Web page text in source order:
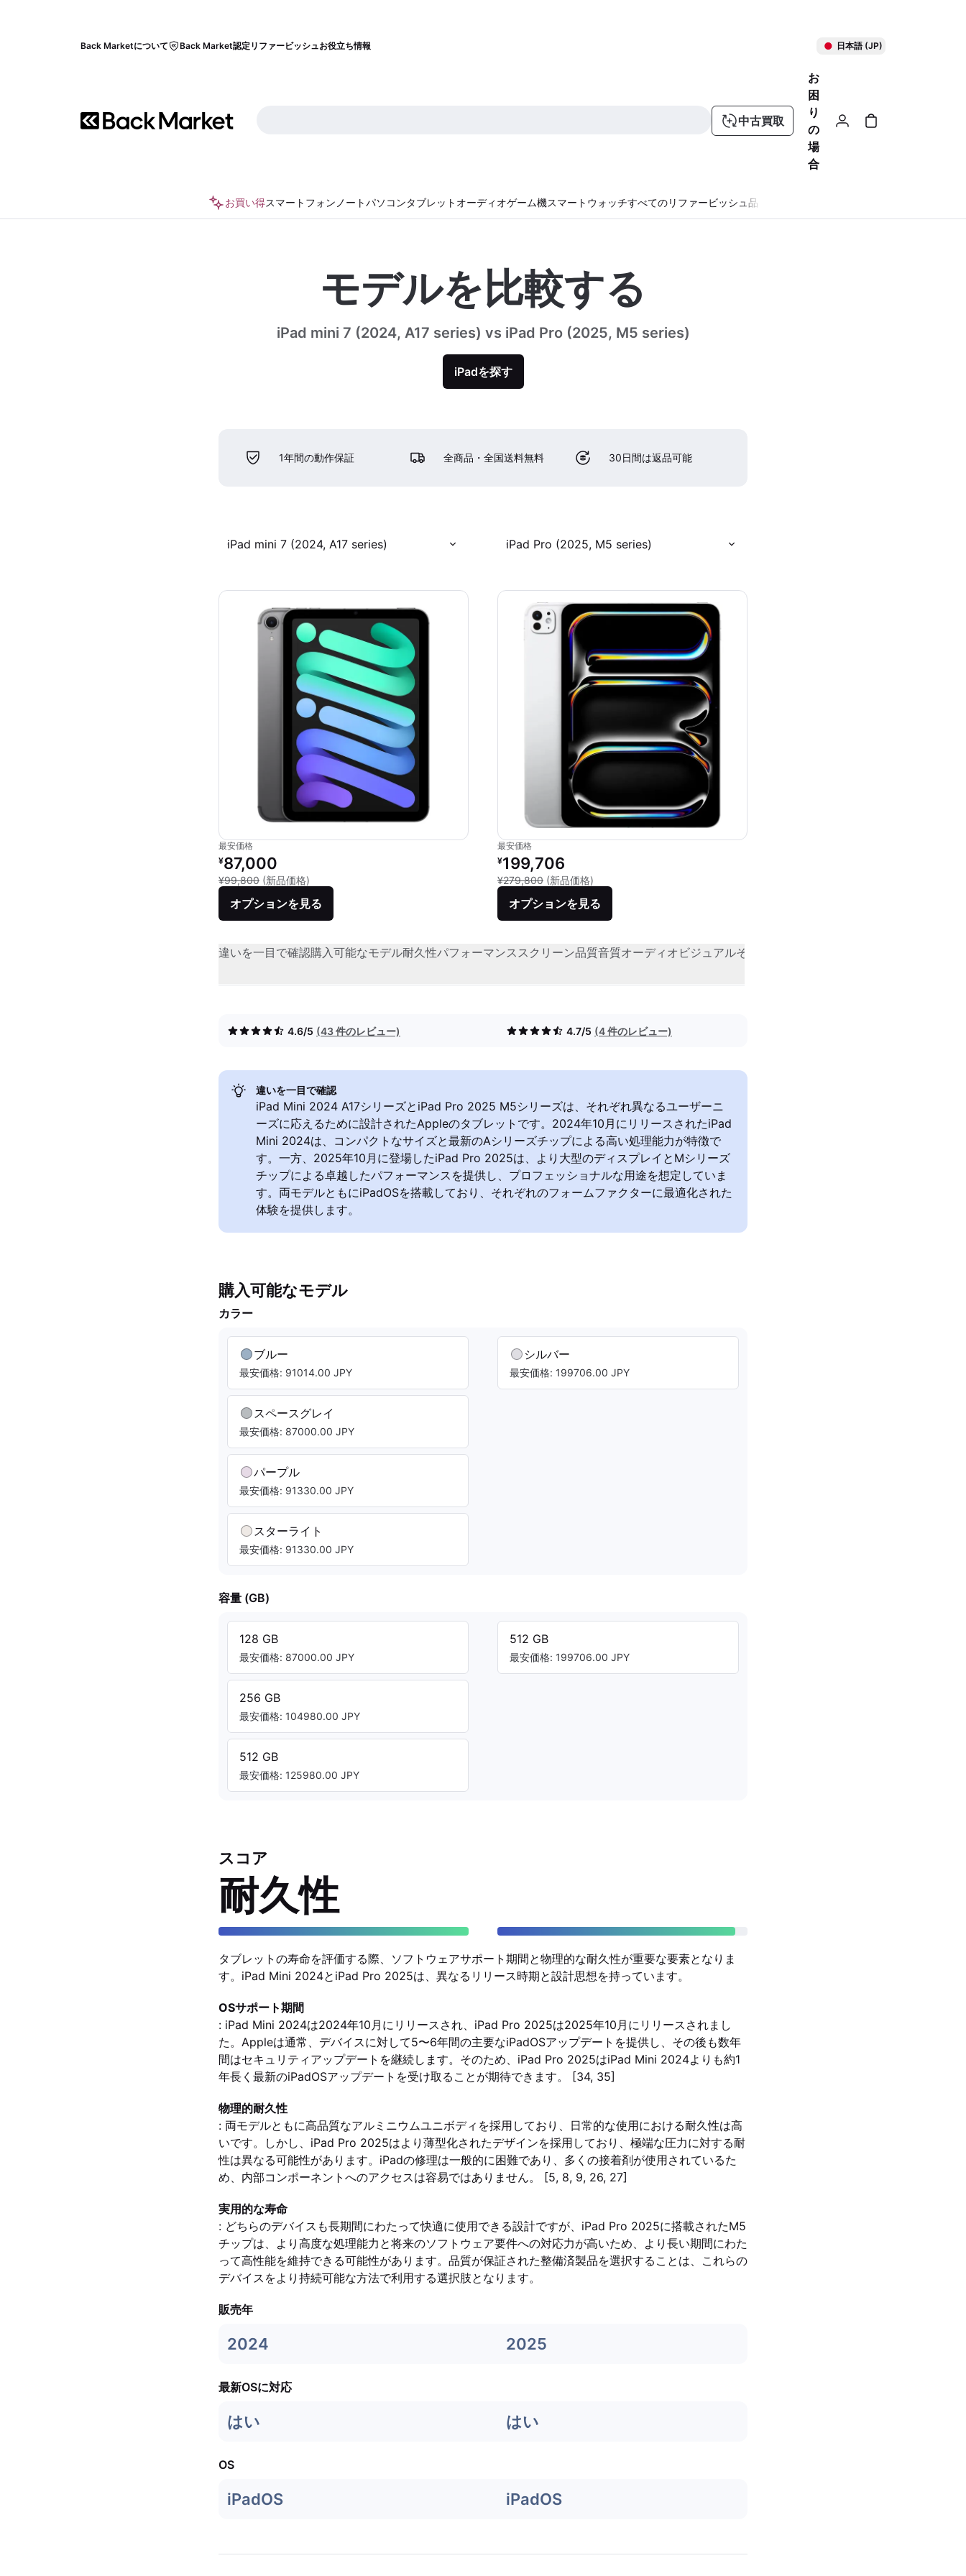
Back Marketについて Back Market認定リファービッシュお役立ち情報 日本語 (JP)
中古買取
お
困
り
の
場
合
お買い得スマートフォン ノートパソコンタブレット オーディオゲーム機スマートウォッチすべてのリファービッシュ品
モデルを比較する
iPad mini 7 (2024, A17 series) vs iPad Pro (2025, M5 series)
iPadを探す
1年間の動作保証 全商品・全国送料無料 30日間は返品可能
iPad mini 7 (2024, A17 series) iPad Pro (2025, M5 series)
最安価格
リファービッシュ品の価格：
¥87,000
¥99,800 (新品価格)
オプションを見る
最安価格
リファービッシュ品の価格：
¥199,706
¥279,800 (新品価格)
オプションを見る
違いを一目で確認購入可能なモデル耐久性パフォーマンススクリーン品質音質オーディオビジュアルその他
4.6/5 (43 件のレビュー) 4.7/5 (4 件のレビュー)
違いを一目で確認
iPad Mini 2024 A17シリーズとiPad Pro 2025 M5シリーズは、それぞれ異なるユーザーニ
ーズに応えるために設計されたAppleのタブレットです。2024年10月にリリースされたiPad
Mini 2024は、コンパクトなサイズと最新のAシリーズチップによる高い処理能力が特徴で
す。一方、2025年10月に登場したiPad Pro 2025は、より大型のディスプレイとMシリーズ
チップによる卓越したパフォーマンスを提供し、プロフェッショナルな用途を想定していま
す。両モデルともにiPadOSを搭載しており、それぞれのフォームファクターに最適化された
体験を提供します。
購入可能なモデル
カラー
ブルー
最安価格: 91014.00 JPY
スペースグレイ
最安価格: 87000.00 JPY
パープル
最安価格: 91330.00 JPY
スターライト
最安価格: 91330.00 JPY
シルバー
最安価格: 199706.00 JPY
容量 (GB)
128 GB
最安価格: 87000.00 JPY
256 GB
最安価格: 104980.00 JPY
512 GB
最安価格: 125980.00 JPY
512 GB
最安価格: 199706.00 JPY
スコア
耐久性
タブレットの寿命を評価する際、ソフトウェアサポート期間と物理的な耐久性が重要な要素となりま
す。iPad Mini 2024とiPad Pro 2025は、異なるリリース時期と設計思想を持っています。
OSサポート期間
: iPad Mini 2024は2024年10月にリリースされ、iPad Pro 2025は2025年10月にリリースされまし
た。Appleは通常、デバイスに対して5〜6年間の主要なiPadOSアップデートを提供し、その後も数年
間はセキュリティアップデートを継続します。そのため、iPad Pro 2025はiPad Mini 2024よりも約1
年長く最新のiPadOSアップデートを受け取ることが期待できます。 [34, 35]
物理的耐久性
: 両モデルともに高品質なアルミニウムユニボディを採用しており、日常的な使用における耐久性は高
いです。しかし、iPad Pro 2025はより薄型化されたデザインを採用しており、極端な圧力に対する耐
性は異なる可能性があります。iPadの修理は一般的に困難であり、多くの接着剤が使用されているた
め、内部コンポーネントへのアクセスは容易ではありません。 [5, 8, 9, 26, 27]
実用的な寿命
: どちらのデバイスも長期間にわたって快適に使用できる設計ですが、iPad Pro 2025に搭載されたM5
チップは、より高度な処理能力と将来のソフトウェア要件への対応力が高いため、より長い期間にわた
って高性能を維持できる可能性があります。品質が保証された整備済製品を選択することは、これらの
デバイスをより持続可能な方法で利用する選択肢となります。
販売年
2024 2025
最新OSに対応
はい はい
OS
iPadOS iPadOS